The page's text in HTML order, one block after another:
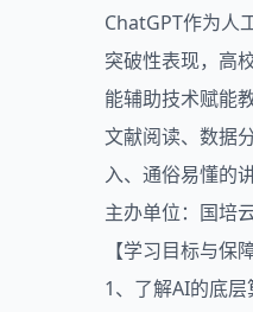
ChatGPT作为人
突破性表现，高
能辅助技术赋能
文献阅读、数据
入、通俗易懂的
主办单位：国培
【学习目标与保障
1、了解AI的底